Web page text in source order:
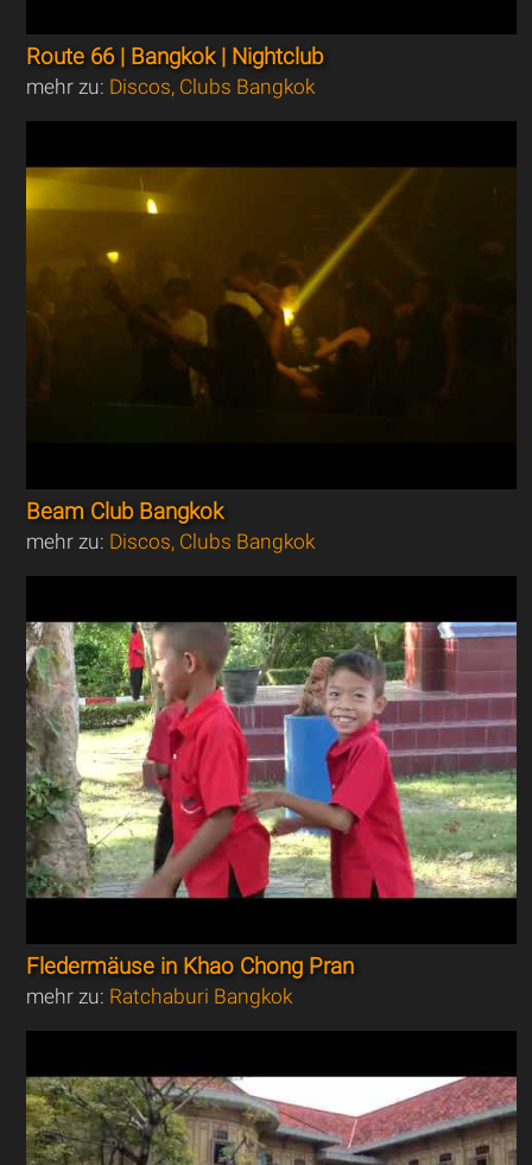
Route 66 | Bangkok | Nightclub
mehr zu: Discos, Clubs Bangkok
Beam Club Bangkok
mehr zu: Discos, Clubs Bangkok
Fledermäuse in Khao Chong Pran
mehr zu: Ratchaburi Bangkok